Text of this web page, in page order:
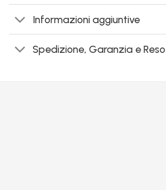
Informazioni aggiuntive
Spedizione, Garanzia e Reso